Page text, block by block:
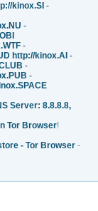
kinox.SI -
-
-
http://kinox.AI -
-
-
Server: 8.8.8.8,
Tor Browser!
- Tor Browser -